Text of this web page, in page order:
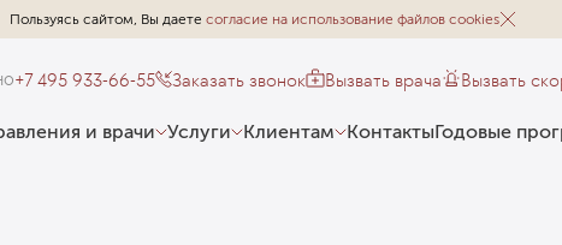
Пользуясь сайтом, Вы даете согласие на использование файлов cookies
+7 495 933-66-55 Заказать звонок Вызвать врача Вызвать
и врачи Услуги Клиентам КонтактыГодовые